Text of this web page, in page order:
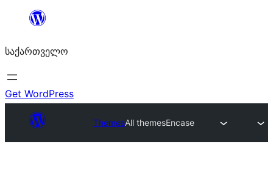
შიგთავსზე
საქართველო
Get WordPress
ThemesAll themesEncase